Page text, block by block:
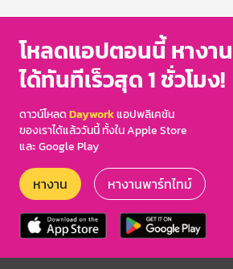
of
โหลดแอปตอนนี้ หางาน
ได้ทันทีเร็วสุด 1 ชั่วโมง!
ดาวน์โหลดDayworkแอปพลิเคชัน
ของเราได้แล้ววันนี้ ทั้งใน Apple Store
และ Google Play
หางาน หางานพาร์ทไทม์